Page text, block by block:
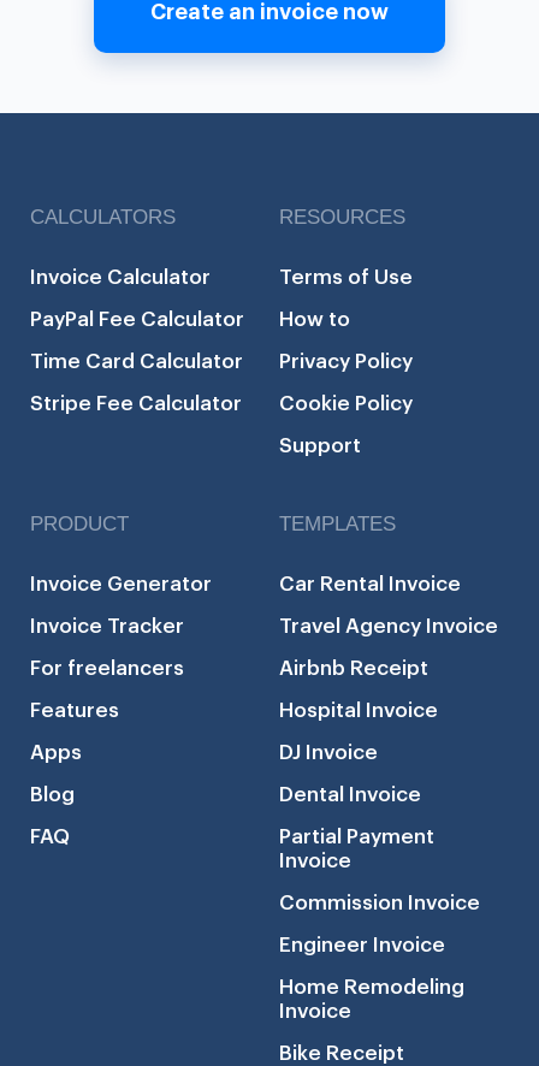
Create an invoice now
CALCULATORS
Invoice Calculator
PayPal Fee Calculator
Time Card Calculator
Stripe Fee Calculator
RESOURCES
Terms of Use
How to
Privacy Policy
Cookie Policy
Support
PRODUCT
Invoice Generator
Invoice Tracker
For freelancers
Features
Apps
Blog
FAQ
TEMPLATES
Car Rental Invoice
Travel Agency Invoice
Airbnb Receipt
Hospital Invoice
DJ Invoice
Dental Invoice
Partial Payment
Invoice
Commission Invoice
Engineer Invoice
Home Remodeling
Invoice
Bike Receipt